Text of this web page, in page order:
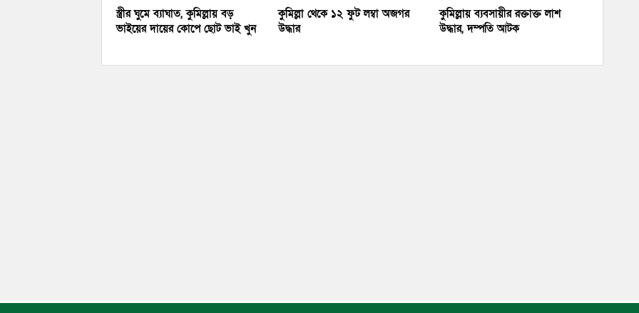
স্ত্রীর ঘুমে ব্যাঘাত, কুমিল্লায় বড়
ভাইয়ের দায়ের কোপে ছোট ভাই খুন
কুমিল্লা থেকে ১২ ফুট লম্বা অজগর
উদ্ধার
কুমিল্লায় ব্যবসায়ীর রক্তাক্ত লাশ
উদ্ধার, দম্পতি আটক